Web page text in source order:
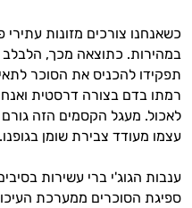
כשאנחנו צורכים מזונות
במהירות. כתוצאה מכך, הלבלב
תפקידו להכניס את הסוכר
רמתו בדם בצורה דרסטית
לאכול. מעגל הקסמים הזה גורם
עצמו מעודד צבירת שומן בגופנו.
ענבות הגוג'י ברי עשירות
ספיגת הסוכרים ממערכת